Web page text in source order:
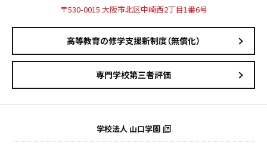
〒530-0015 大阪市北区中崎西2丁目1番6号
高等教育の修学支援新制度（無償化）
専門学校第三者評価
学校法人 山口学園